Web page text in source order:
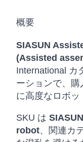
概要
SIASUN
(Assisted
International カ
ーションで、
に高度なロボッ
SKU は
robot、関連カ